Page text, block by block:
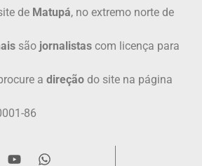
de Matupá, no extremo norte de
são jornalistas com licença para
a direção do site na página
86